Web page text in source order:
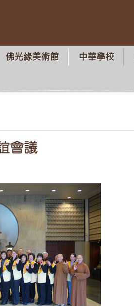
佛光緣美術館 中華學校
會議